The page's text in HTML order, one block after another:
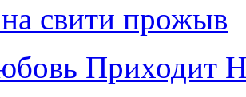
свити прожыв
Приходит